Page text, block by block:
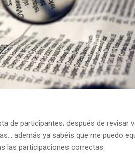
de participantes; después de revisar
además ya sabéis que me puedo
las participaciones correctas.